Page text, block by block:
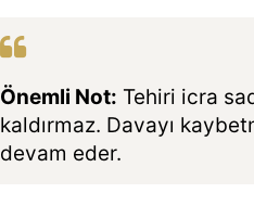
Önemli Not: Tehiri icra
kaldırmaz. Davayı
devam eder.